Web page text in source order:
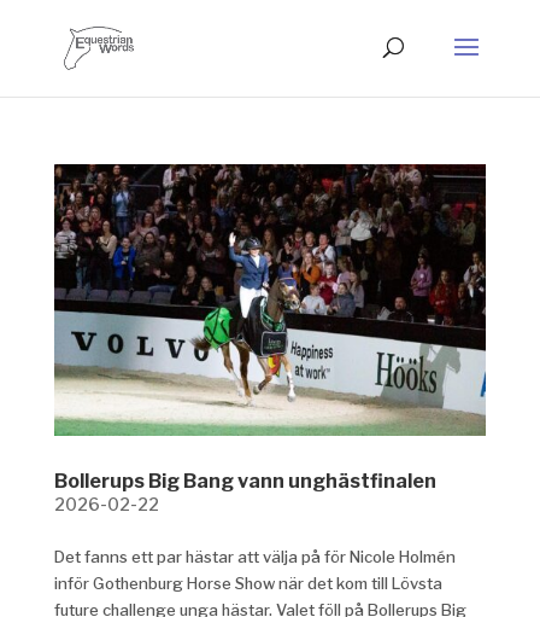
Bollerups Big Bang vann unghästfinalen
2026-02-22
Det fanns ett par hästar att välja på för Nicole Holmén
inför Gothenburg Horse Show när det kom till Lövsta
future challenge unga hästar. Valet föll på Bollerups Big